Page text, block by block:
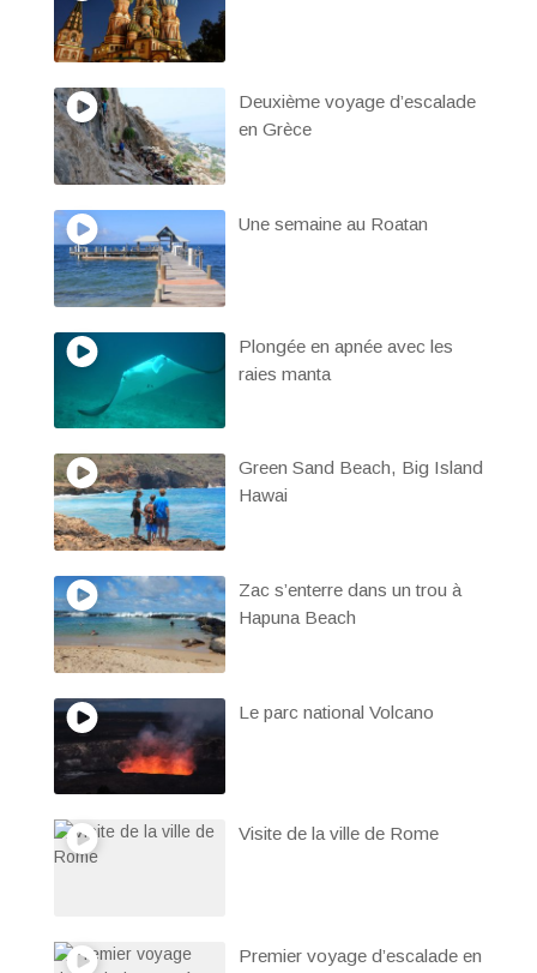
Deuxième voyage d’escalade
en Grèce
Une semaine au Roatan
Plongée en apnée avec les
raies manta
Green Sand Beach, Big Island
Hawai
Zac s’enterre dans un trou à
Hapuna Beach
Le parc national Volcano
Visite de la ville de Rome
Premier voyage d’escalade en